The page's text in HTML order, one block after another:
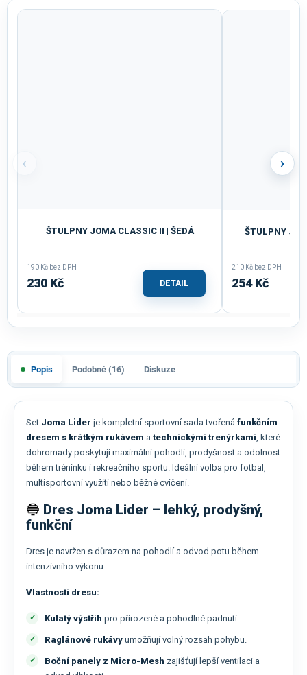
‹
ŠTULPNY JOMA CLASSIC II | ŠEDÁ
190 Kč bez DPH
230 Kč DETAIL
ŠTULPNY
210 Kč bez DPH
254 Kč
›
Popis Podobné (16) Diskuze
Set Joma Lider je kompletní sportovní sada tvořená funkčním
dresem s krátkým rukávem a technickými trenýrkami, které
dohromady poskytují maximální pohodlí, prodyšnost a odolnost
během tréninku i rekreačního sportu. Ideální volba pro fotbal,
multisportovní využití nebo běžné cvičení.
🔵 Dres Joma Lider – lehký, prodyšný,
funkční
Dres je navržen s důrazem na pohodlí a odvod potu během
intenzivního výkonu.
Vlastnosti dresu:
Kulatý výstřih pro přirozené a pohodlné padnutí.
Raglánové rukávy umožňují volný rozsah pohybu.
Boční panely z Micro-Mesh zajišťují lepší ventilaci a